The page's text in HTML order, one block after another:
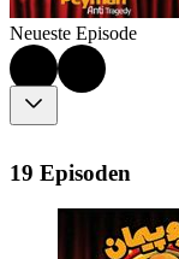
Neueste Episode
19 Episoden